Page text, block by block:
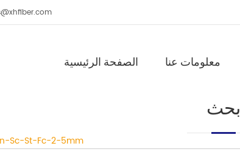
الصفحة الرئيسية معلومات عنا
بحث
Sc-St-Fc-2-5mm